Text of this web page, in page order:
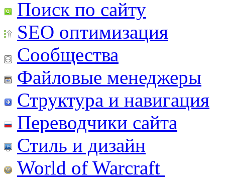
Поиск по сайту
SEO оптимизация
Сообщества
Файловые менеджеры
Структура и навигация
Переводчики сайта
Стиль и дизайн
World of Warcraft